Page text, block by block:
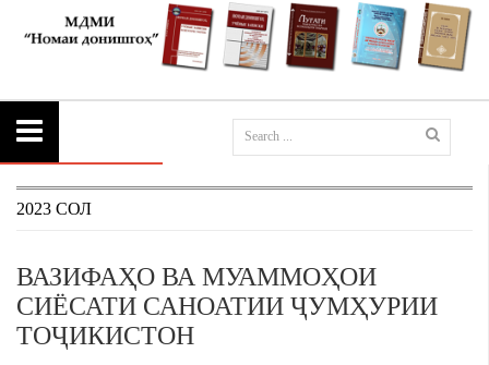
2023 СОЛ
ВАЗИФАҲО ВА МУАММОҲОИ
СИЁСАТИ САНОАТИИ ҶУМҲУРИИ
ТОҶИКИСТОН